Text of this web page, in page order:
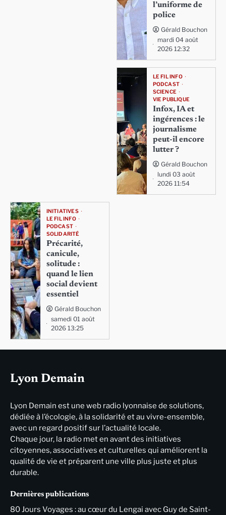
l’uniforme de
police
Gérald Bouchon
mardi 04 août
2026 12:32
LE FIL INFO
PODCAST
SCIENCE
VIE PUBLIQUE
Infox, IA et
ingérences : le
journalisme
peut-il encore
lutter ?
Gérald Bouchon
lundi 03 août
2026 11:54
INITIATIVES
LE FIL INFO
PODCAST
SOLIDARITÉ
Précarité,
canicule,
solitude :
quand le lien
social devient
essentiel
Gérald Bouchon
samedi 01 août
2026 13:25
Lyon Demain
Lyon Demain est une web radio lyonnaise de solutions,
dédiée à l’écologie, à la solidarité et au vivre-ensemble,
avec un regard positif sur l’actualité locale.
Chaque jour, la radio met en avant des initiatives
citoyennes, associatives et culturelles qui améliorent la
qualité de vie et préparent une ville plus juste et plus
durable.
Dernières publications
80 Jours Voyages : au cœur du Lengai avec Guy de Saint-